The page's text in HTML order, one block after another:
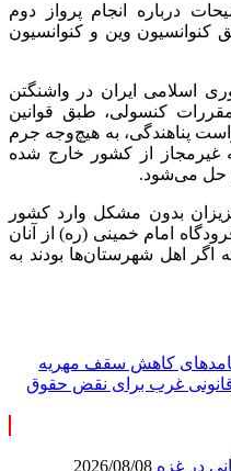
درباره انجام پرواز دوم
وین و کنوانسیون
اسلامی ایران در واشنگتن
کنسولی، طبق قوانین
پناهندگی، به هیچ‌وجه جرم
از کشور خارج شده
حل می‌شود.
بدون مشکل وارد کشور
امام خمینی (ره) از آنان
اگر اهل شهرستان‌ها بودند به
کاهش سقف مهریه
غرب برای نقض حقوق
در غزه 2026/08/08